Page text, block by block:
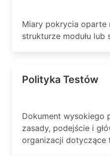
Miary pokrycia oparte
strukturze modułu lub
Polityka Testów
Dokument wysokiego
zasady, podejście i
organizacji dotyczące